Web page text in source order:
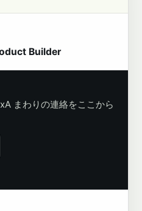
Builder
まわりの連絡をここから